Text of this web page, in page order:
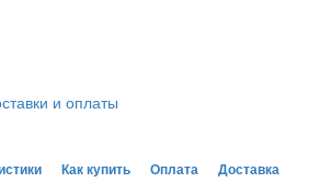
и оплаты
Как купить Оплата Доставка